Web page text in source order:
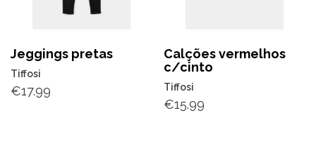
Jeggings pretas
Tiffosi
€17.99
Calções vermelhos
c/cinto
Tiffosi
€15.99